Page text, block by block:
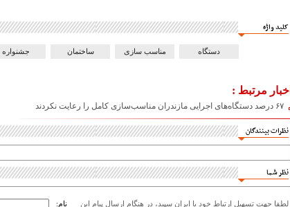
کلید واژه
دستگاه مناسب سازی ساختمان جشنواره
اخبار مرتبط :
۶۷ درصد دستگاه‌های اجرایی مازندران مناسب‌سازی کامل را رعایت نکردند
نظرات بینندگان
نظر شما
لطفا جهت تسهیل ارتباط خود با ایران سپید، در هنگام ارسال پیام این نام: